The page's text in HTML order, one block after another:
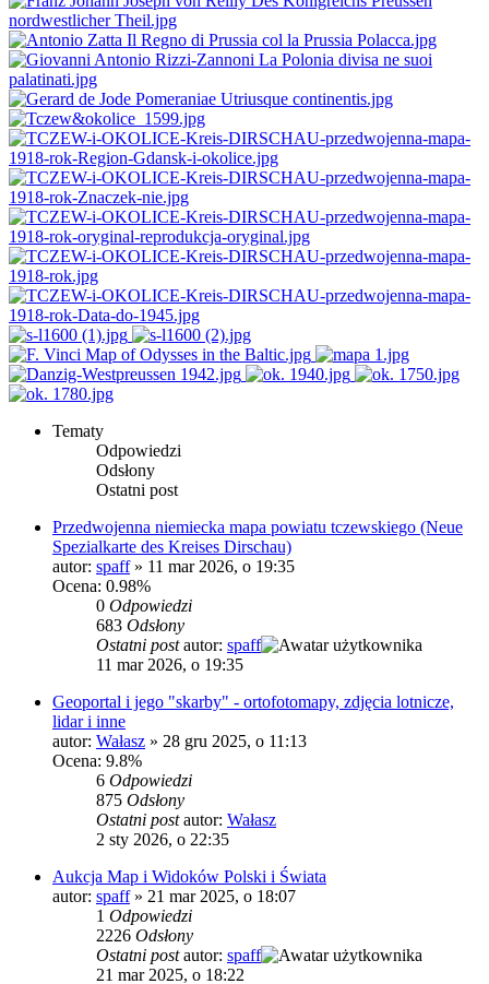
Tematy
Odpowiedzi
Odsłony
Ostatni post
Przedwojenna niemiecka mapa powiatu tczewskiego (Neue
Spezialkarte des Kreises Dirschau)
autor: spaff» 11 mar 2026, o 19:35
Ocena: 0.98%
0 Odpowiedzi
683 Odsłony
Ostatni postautor: spaff
11 mar 2026, o 19:35
Geoportal i jego "skarby" - ortofotomapy, zdjęcia lotnicze,
lidar i inne
autor: Wałasz » 28 gru 2025, o 11:13
Ocena: 9.8%
6 Odpowiedzi
875 Odsłony
Ostatni postautor: Wałasz
2 sty 2026, o 22:35
Aukcja Map i Widoków Polski i Świata
autor: spaff» 21 mar 2025, o 18:07
1 Odpowiedzi
2226 Odsłony
Ostatni postautor: spaff
21 mar 2025, o 18:22